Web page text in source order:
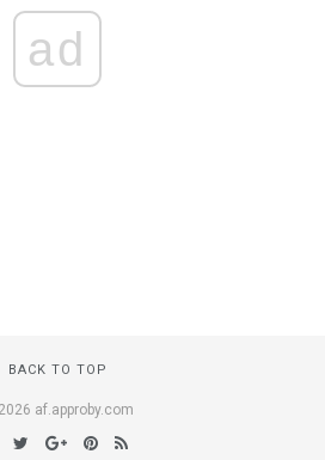
ad
BACK TO TOP
af.approby.com